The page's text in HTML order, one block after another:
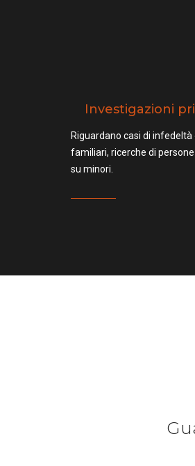
Investigazioni
Riguardano casi di
familiari, ricerche di
su minori.